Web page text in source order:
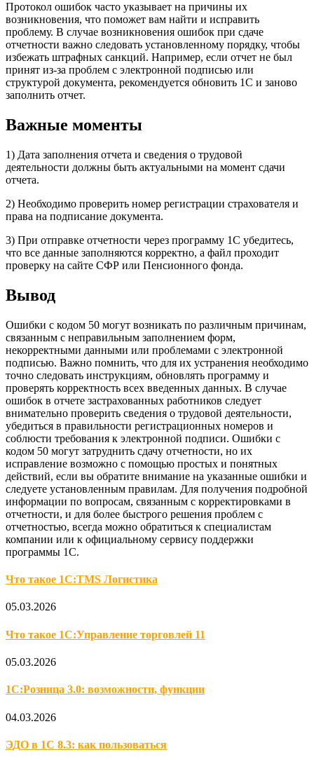
Протокол ошибок часто указывает на причины их
возникновения, что поможет вам найти и исправить
проблему. В случае возникновения ошибок при сдаче
отчетности важно следовать установленному порядку, чтобы
избежать штрафных санкций. Например, если отчет не был
принят из-за проблем с электронной подписью или
структурой документа, рекомендуется обновить 1С и заново
заполнить отчет.
Важные моменты
1) Дата заполнения отчета и сведения о трудовой
деятельности должны быть актуальными на момент сдачи
отчета.
2) Необходимо проверить номер регистрации страхователя и
права на подписание документа.
3) При отправке отчетности через программу 1С убедитесь,
что все данные заполняются корректно, а файл проходит
проверку на сайте СФР или Пенсионного фонда.
Вывод
Ошибки с кодом 50 могут возникать по различным причинам,
связанным с неправильным заполнением форм,
некорректными данными или проблемами с электронной
подписью. Важно помнить, что для их устранения необходимо
точно следовать инструкциям, обновлять программу и
проверять корректность всех введенных данных. В случае
ошибок в отчете застрахованных работников следует
внимательно проверить сведения о трудовой деятельности,
убедиться в правильности регистрационных номеров и
соблюсти требования к электронной подписи. Ошибки с
кодом 50 могут затруднить сдачу отчетности, но их
исправление возможно с помощью простых и понятных
действий, если вы обратите внимание на указанные ошибки и
следуете установленным правилам. Для получения подробной
информации по вопросам, связанным с корректировками в
отчетности, и для более быстрого решения проблем с
отчетностью, всегда можно обратиться к специалистам
компании или к официальному сервису поддержки
программы 1С.
Что такое 1С:TMS Логистика
05.03.2026
Что такое 1С:Управление торговлей 11
05.03.2026
1С:Розница 3.0: возможности, функции
04.03.2026
ЭДО в 1С 8.3: как пользоваться